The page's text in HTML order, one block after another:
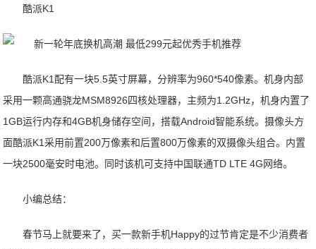
酷派K1
酷派K1配有一块5.5英寸屏幕，分辨率为960*540像素。机身内部
采用一颗高通骁龙MSM8926四核处理器，主频为1.2GHz，机身内置了
1GB运行内存和4GB机身储存空间，搭载Android智能系统。摄像头方
面酷派K1采用前置200万像素和后置800万像素的双摄像头组合。内置
一块2500毫安时电池。同时该机可支持中国联通TD LTE 4G网络。
小编总结：
春节马上就要来了，买一款新手机Happy的过节肯定是不少消费者